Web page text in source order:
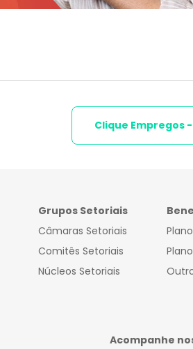
Clique Empregos -
Grupos Setoriais
Câmaras Setoriais
Comitês Setoriais
Núcleos Setoriais
Acompanhe